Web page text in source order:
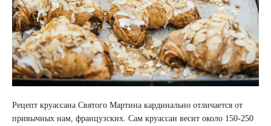
Рецепт круассана Святого Мартина кардинально отличается от
привычных нам, французских. Сам круассан весит около 150-250